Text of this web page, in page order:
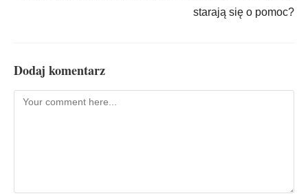
starają się o pomoc?
Dodaj komentarz